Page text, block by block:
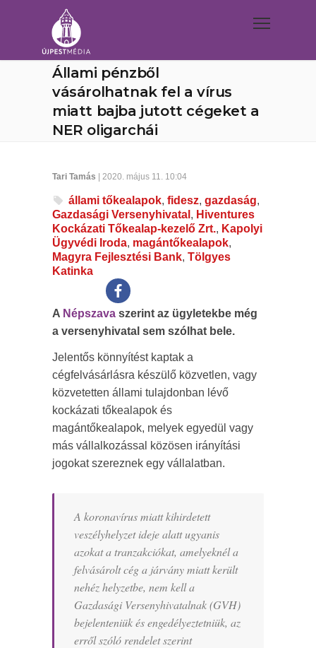
Állami pénzből
vásárolhatnak fel a vírus
miatt bajba jutott cégeket a
NER oligarchái
Tari Tamás | 2020. május 11. 10:04
állami tőkealapok, fidesz, gazdaság,
Gazdasági Versenyhivatal , Hiventures
Kockázati Tőkealap-kezelő Zrt., Kapolyi
Ügyvédi Iroda, magántőkealapok,
Magyra Fejlesztési Bank, Tölgyes
Katinka
A Népszava szerint az ügyletekbe még
a versenyhivatal sem szólhat bele.
Jelentős könnyítést kaptak a
cégfelvásárlásra készülő közvetlen, vagy
közvetetten állami tulajdonban lévő
kockázati tőkealapok és
magántőkealapok, melyek egyedül vagy
más vállalkozással közösen irányítási
jogokat szereznek egy vállalatban.
A koronavírus miatt kihirdetett
veszélyhelyzet ideje alatt ugyanis
azokat a tranzakciókat, amelyeknél a
felvásárolt cég a járvány miatt került
nehéz helyzetbe, nem kell a
Gazdasági Versenyhivatalnak (GVH)
bejelenteniük és engedélyeztetniük, az
erről szóló rendelet szerint